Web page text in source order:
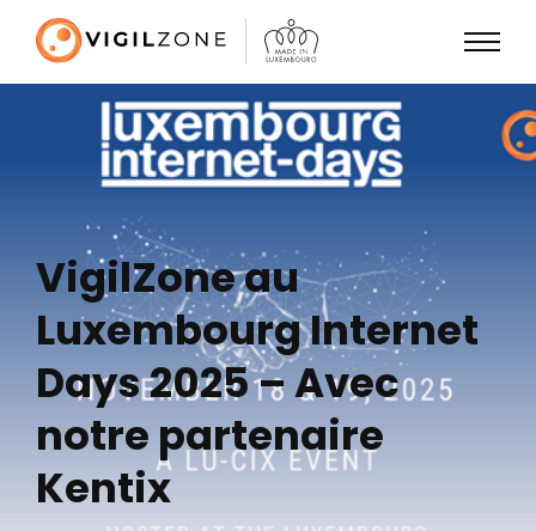
VigilZone au
Luxembourg Internet
Days 2025 – Avec
notre partenaire
Kentix